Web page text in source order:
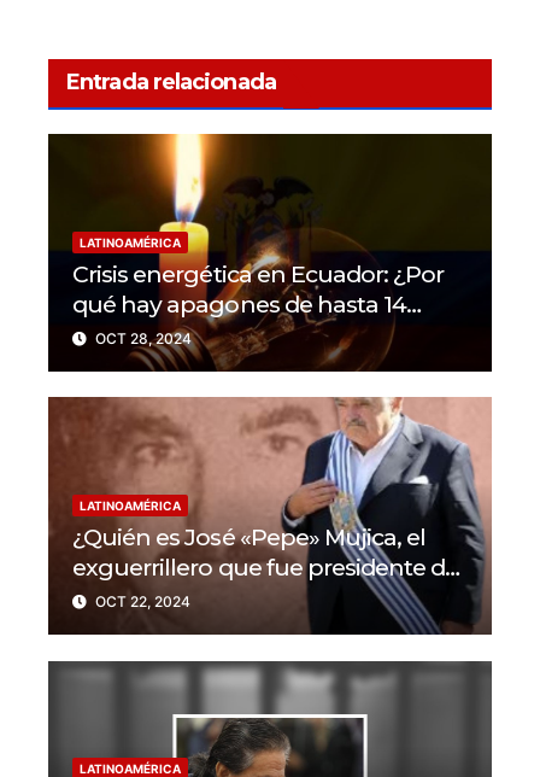
Entrada relacionada
LATINOAMÉRICA
Crisis energética en Ecuador: ¿Por
qué hay apagones de hasta 14
horas al día?
OCT 28, 2024
LATINOAMÉRICA
¿Quién es José «Pepe» Mujica, el
exguerrillero que fue presidente de
Uruguay?
OCT 22, 2024
LATINOAMÉRICA